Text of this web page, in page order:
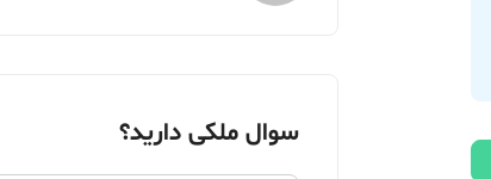
سوال ملکی دارید؟